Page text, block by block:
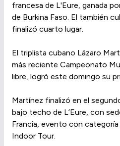
francesa de L'Eure, ganada
de Burkina Faso. El también
finalizó cuarto lugar.
El triplista cubano Lázaro
más reciente Campeonato
libre, logró este domingo su
Martínez finalizó en el
bajo techo de L’Eure, con
Francia, evento con
Indoor Tour.